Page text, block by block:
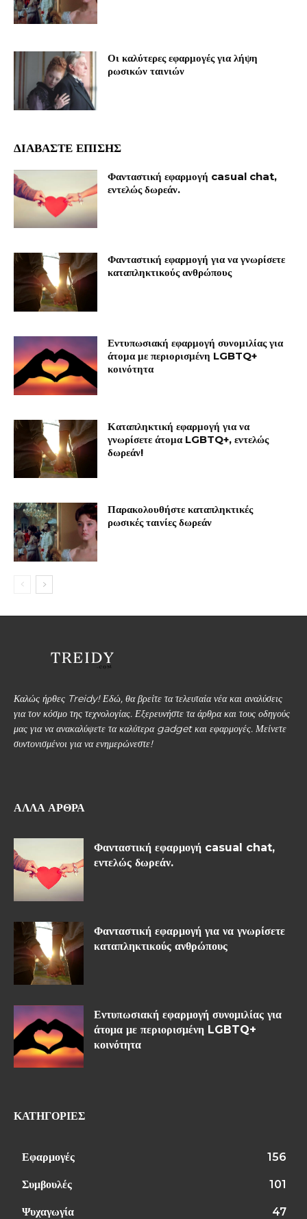
Οι καλύτερες εφαρμογές για λήψη
ρωσικών ταινιών
ΔΙΑΒΆΣΤΕ ΕΠΊΣΗΣ
Φανταστική εφαρμογή casual chat,
εντελώς δωρεάν.
Φανταστική εφαρμογή για να γνωρίσετε
καταπληκτικούς ανθρώπους
Εντυπωσιακή εφαρμογή συνομιλίας για
άτομα με περιορισμένη LGBTQ+
κοινότητα
Καταπληκτική εφαρμογή για να
γνωρίσετε άτομα LGBTQ+, εντελώς
δωρεάν!
Παρακολουθήστε καταπληκτικές
ρωσικές ταινίες δωρεάν
Καλώς ήρθες Treidy! Εδώ, θα βρείτε τα τελευταία νέα και αναλύσεις
για τον κόσμο της τεχνολογίας. Εξερευνήστε τα άρθρα και τους οδηγούς
μας για να ανακαλύψετε τα καλύτερα gadget και εφαρμογές. Μείνετε
συντονισμένοι για να ενημερώνεστε!
ΆΛΛΑ ΆΡΘΡΑ
Φανταστική εφαρμογή casual chat,
εντελώς δωρεάν.
Φανταστική εφαρμογή για να γνωρίσετε
καταπληκτικούς ανθρώπους
Εντυπωσιακή εφαρμογή συνομιλίας για
άτομα με περιορισμένη LGBTQ+
κοινότητα
ΚΑΤΗΓΟΡΊΕΣ
Εφαρμογές 156
Συμβουλές 101
Ψυχαγωγία 47